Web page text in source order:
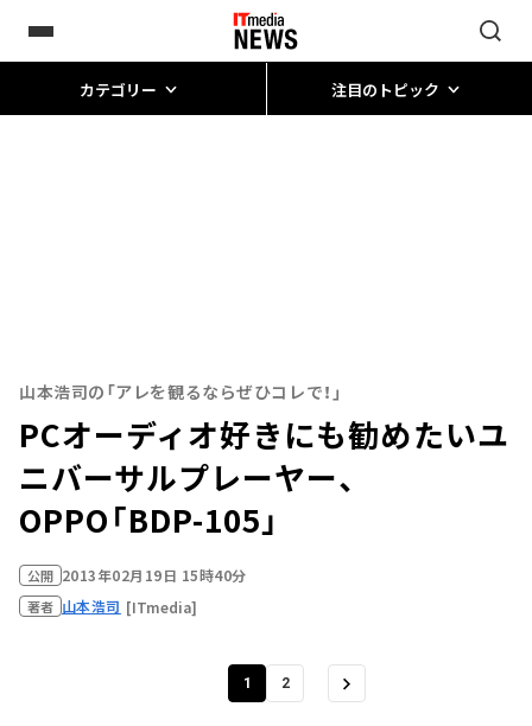
カテゴリー 注目のトピック
山本浩司の「アレを観るならぜひコレで！」
PCオーディオ好きにも勧めたいユ
ニバーサルプレーヤー、
OPPO「BDP-105」
公開 2013年02月19日 15時40分
著者 山本浩司 [ITmedia]
1 2